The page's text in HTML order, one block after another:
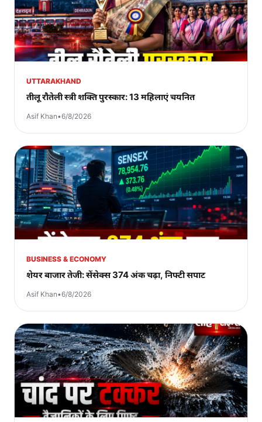
UTTARAKHAND
तीलू रौतेली स्त्री शक्ति पुरस्कार: 13 महिलाएं चयनित
Asif Khan•6/8/2026
BUSINESS & ECONOMY
शेयर बाजार तेजी: सेंसेक्स 374 अंक चढ़ा, निफ्टी सपाट
Asif Khan•6/8/2026